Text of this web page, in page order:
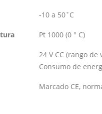
-10 a 50˚C
Pt 1000 (0 ° C)
24 V CC (rango
Consumo de
Marcado CE,